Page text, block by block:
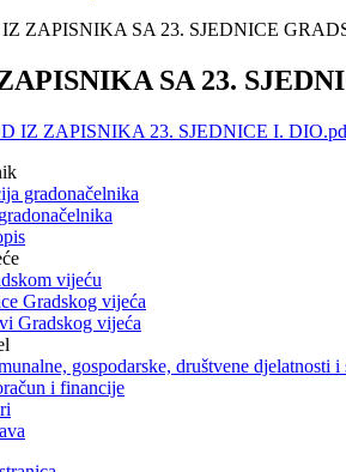
ZAPISNIKA SA 23. SJEDNICE
SA 23.
IZ ZAPISNIKA 23. SJEDNICE I.
gradonačelnika
vijeću
Gradskog vijeća
Gradskog vijeća
gospodarske, društvene djelatnosti i
i financije